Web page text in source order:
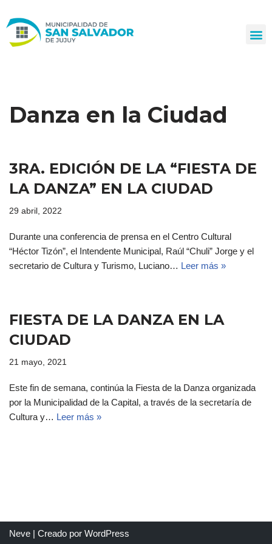
al
Danza en la Ciudad
3RA. EDICIÓN DE LA “FIESTA DE
LA DANZA” EN LA CIUDAD
29 abril, 2022
Durante una conferencia de prensa en el Centro Cultural
“Héctor Tizón”, el Intendente Municipal, Raúl “Chuli” Jorge y el
secretario de Cultura y Turismo, Luciano… Leer más »
FIESTA DE LA DANZA EN LA
CIUDAD
21 mayo, 2021
Este fin de semana, continúa la Fiesta de la Danza organizada
por la Municipalidad de la Capital, a través de la secretaría de
Cultura y… Leer más »
Neve | Creado por WordPress